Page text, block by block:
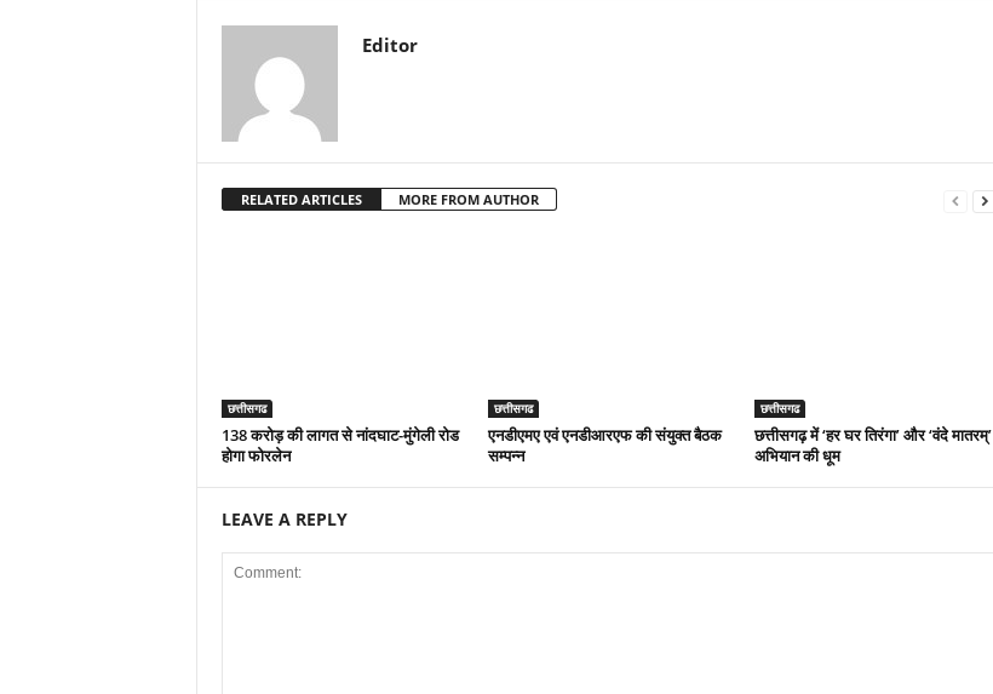
Editor
RELATED ARTICLES MORE FROM AUTHOR
छत्तीसगढ
138 करोड़ की लागत से नांदघाट-मुंगेली रोड
होगा फोरलेन
छत्तीसगढ
एनडीएमए एवं एनडीआरएफ की संयुक्त बैठक
सम्पन्न
छत्तीसगढ
छत्तीसगढ़ में ‘हर घर तिरंगा’ और ‘वंदे मातरम्’
अभियान की धूम
LEAVE A REPLY